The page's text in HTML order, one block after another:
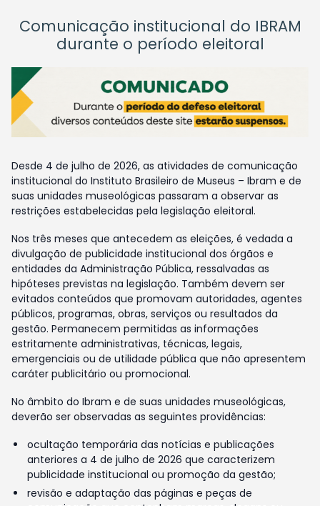
Comunicação institucional do IBRAM
durante o período eleitoral
Desde 4 de julho de 2026, as atividades de comunicação
institucional do Instituto Brasileiro de Museus – Ibram e de
suas unidades museológicas passaram a observar as
restrições estabelecidas pela legislação eleitoral.
Nos três meses que antecedem as eleições, é vedada a
divulgação de publicidade institucional dos órgãos e
entidades da Administração Pública, ressalvadas as
hipóteses previstas na legislação. Também devem ser
evitados conteúdos que promovam autoridades, agentes
públicos, programas, obras, serviços ou resultados da
gestão. Permanecem permitidas as informações
estritamente administrativas, técnicas, legais,
emergenciais ou de utilidade pública que não apresentem
caráter publicitário ou promocional.
No âmbito do Ibram e de suas unidades museológicas,
deverão ser observadas as seguintes providências:
ocultação temporária das notícias e publicações
anteriores a 4 de julho de 2026 que caracterizem
publicidade institucional ou promoção da gestão;
revisão e adaptação das páginas e peças de